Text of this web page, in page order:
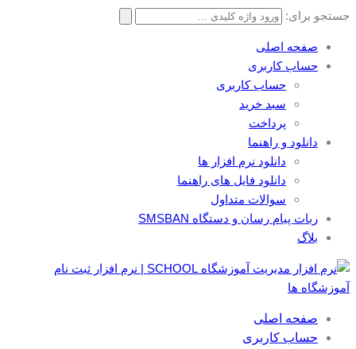
جستجو برای:
صفحه اصلی
حساب کاربری
حساب کاربری
سبد خرید
پرداخت
دانلود و راهنما
دانلود نرم افزار ها
دانلود فایل های راهنما
سوالات متداول
ربات پیام رسان و دستگاه SMSBAN
بلاگ
صفحه اصلی
حساب کاربری